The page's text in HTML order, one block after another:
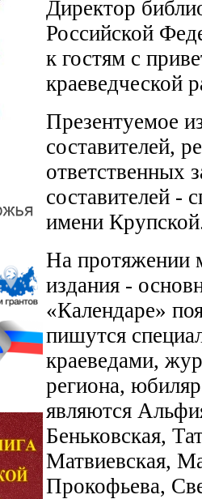
Директор
Российской
к гостям с
краеведческой
Презентуемое
составителей,
ответственных
составителей -
имени
На протяжении
издания -
«Календаре»
пишутся
краеведами,
региона,
являются
Беньковская,
Матвиевская,
Прокофьева,